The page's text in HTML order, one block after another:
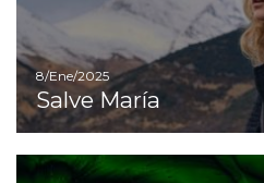
8/Ene/2025
Salve María